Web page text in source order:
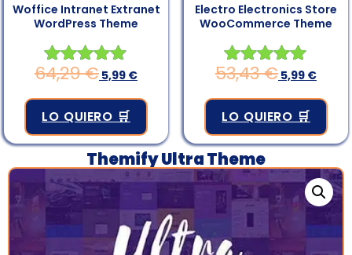
Woffice Intranet Extranet
WordPress Theme
Valorado en
64,29€ 5,99 €
LO QUIERO 🛒
Electro Electronics Store
WooCommerce Theme
Valorado en
53,43€ 5,99 €
LO QUIERO 🛒
Themify Ultra Theme